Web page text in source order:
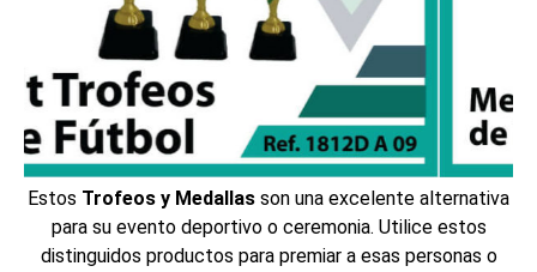
Estos Trofeos y Medallas son una excelente alternativa
para su evento deportivo o ceremonia. Utilice estos
distinguidos productos para premiar a esas personas o